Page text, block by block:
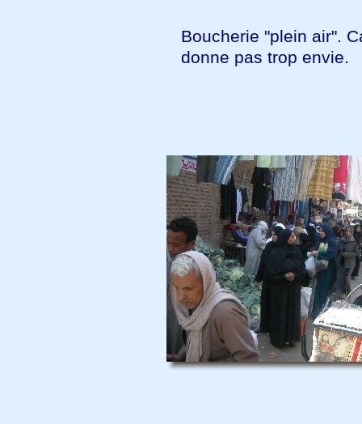
Boucherie "plein air".
donne pas trop envie.